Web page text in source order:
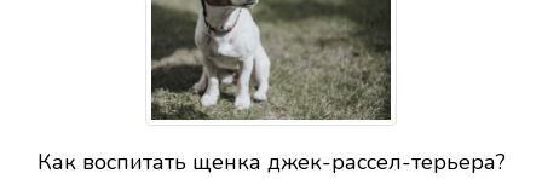
Как воспитать щенка джек-рассел-терьера?